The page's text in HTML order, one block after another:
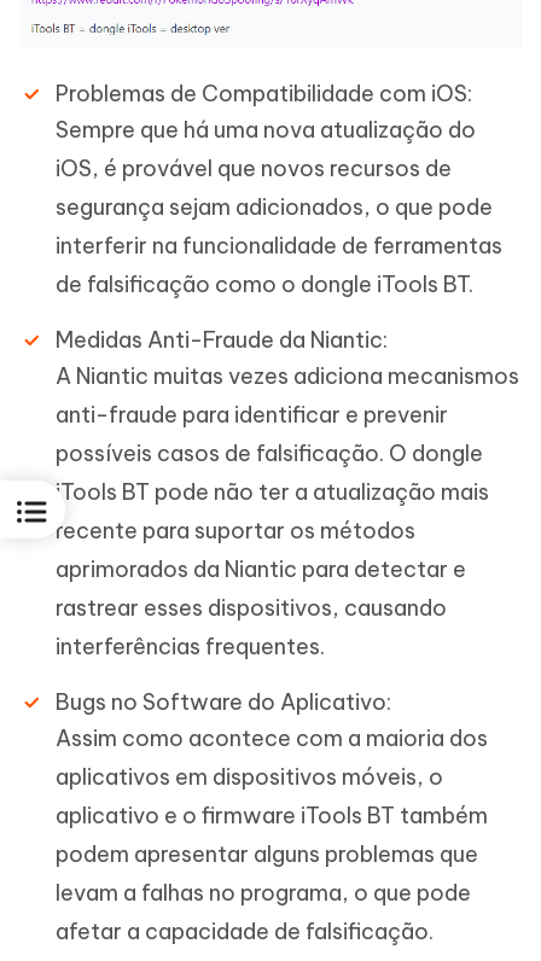
Problemas de Compatibilidade com iOS:
Sempre que há uma nova atualização do
iOS, é provável que novos recursos de
segurança sejam adicionados, o que pode
interferir na funcionalidade de ferramentas
de falsificação como o dongle iTools BT.
Medidas Anti-Fraude da Niantic:
A Niantic muitas vezes adiciona mecanismos
anti-fraude para identificar e prevenir
possíveis casos de falsificação. O dongle
iTools BT pode não ter a atualização mais
recente para suportar os métodos
aprimorados da Niantic para detectar e
rastrear esses dispositivos, causando
interferências frequentes.
Bugs no Software do Aplicativo:
Assim como acontece com a maioria dos
aplicativos em dispositivos móveis, o
aplicativo e o firmware iTools BT também
podem apresentar alguns problemas que
levam a falhas no programa, o que pode
afetar a capacidade de falsificação.